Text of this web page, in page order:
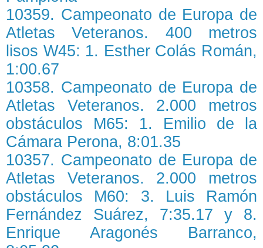
10359. Campeonato de Europa de
Atletas Veteranos. 400 metros
lisos W45: 1. Esther Colás Román,
1:00.67
10358. Campeonato de Europa de
Atletas Veteranos. 2.000 metros
obstáculos M65: 1. Emilio de la
Cámara Perona, 8:01.35
10357. Campeonato de Europa de
Atletas Veteranos. 2.000 metros
obstáculos M60: 3. Luis Ramón
Fernández Suárez, 7:35.17 y 8.
Enrique Aragonés Barranco,